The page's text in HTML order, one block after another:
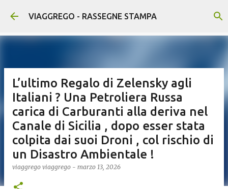
Passa ai contenuti principali
VIAGGREGO - RASSEGNE STAMPA
L’ultimo Regalo di Zelensky agli
Italiani ? Una Petroliera Russa
carica di Carburanti alla deriva nel
Canale di Sicilia , dopo esser stata
colpita dai suoi Droni , col rischio di
un Disastro Ambientale !
viaggrego viaggrego - marzo 13, 2026